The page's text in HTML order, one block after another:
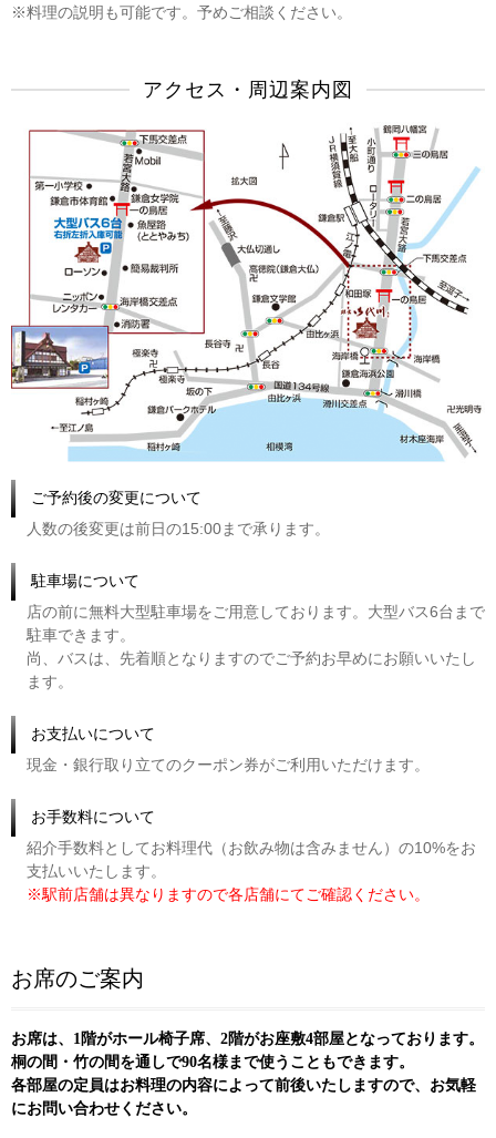
※料理の説明も可能です。予めご相談ください。
アクセス・周辺案内図
ご予約後の変更について
人数の後変更は前日の15:00まで承ります。
駐車場について
店の前に無料大型駐車場をご用意しております。大型バス6台まで
駐車できます。
尚、バスは、先着順となりますのでご予約お早めにお願いいたし
ます。
お支払いについて
現金・銀行取り立てのクーポン券がご利用いただけます。
お手数料について
紹介手数料としてお料理代（お飲み物は含みません）の10%をお
支払いいたします。
※駅前店舗は異なりますので各店舗にてご確認ください。
お席のご案内
お席は、1階がホール椅子席、2階がお座敷4部屋となっております。
桐の間・竹の間を通しで90名様まで使うこともできます。
各部屋の定員はお料理の内容によって前後いたしますので、お気軽
にお問い合わせください。